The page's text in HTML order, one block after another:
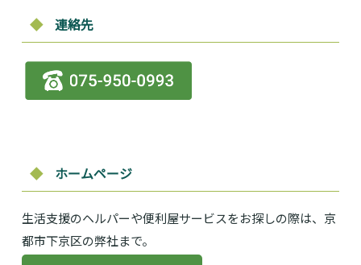
◆ 連絡先
◆ ホームページ
生活支援のヘルパーや便利屋サービスをお探しの際は、京
都市下京区の弊社まで。